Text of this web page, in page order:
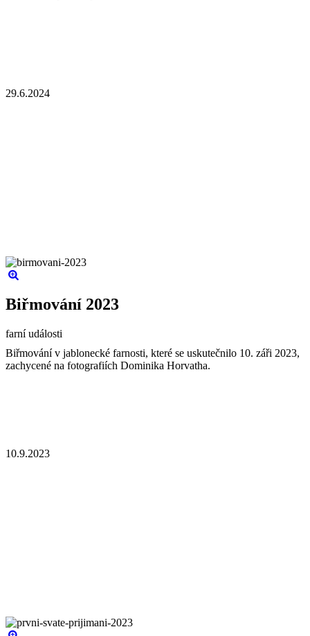
29.6.2024
Biřmování 2023
farní události
Biřmování v jablonecké farnosti, které se uskutečnilo 10. záři 2023,
zachycené na fotografiích Dominika Horvatha.
10.9.2023